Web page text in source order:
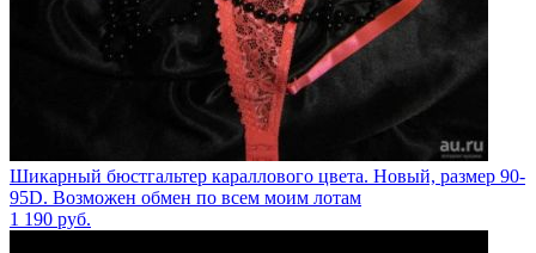
Шикарный бюстгальтер караллового цвета. Новый, размер 90-
95D. Возможен обмен по всем моим лотам
1 190 руб.